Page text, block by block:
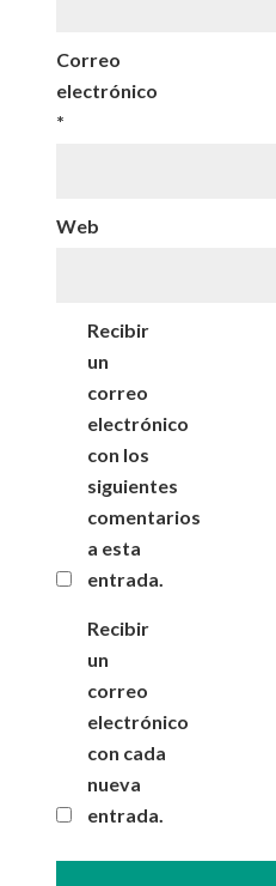
Correo
electrónico
*
Web
Recibir
un
correo
electrónico
con los
siguientes
comentarios
a esta
entrada.
Recibir
un
correo
electrónico
con cada
nueva
entrada.